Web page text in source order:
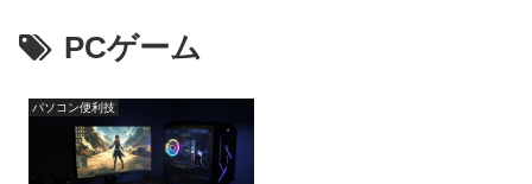
PCゲーム
パソコン便利技